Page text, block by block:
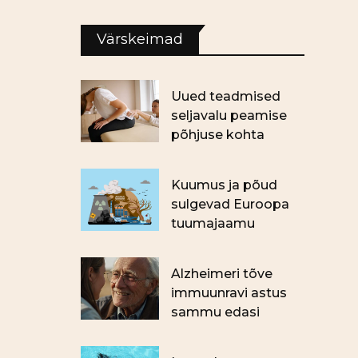
Värskeimad
Uued teadmised
seljavalu peamise
põhjuse kohta
Kuumus ja põud
sulgevad Euroopa
tuumajaamu
Alzheimeri tõve
immuunravi astus
sammu edasi